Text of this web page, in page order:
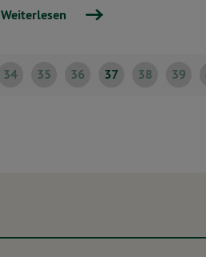
Weiterlesen
34 35 36 37 38 39